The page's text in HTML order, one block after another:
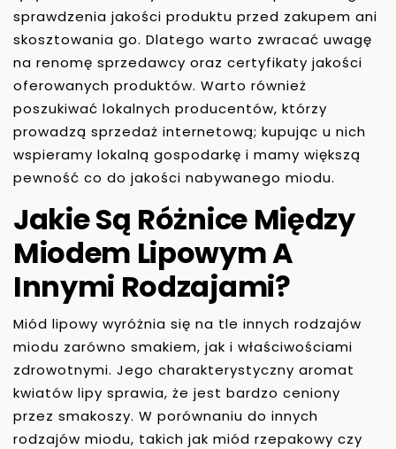
sprawdzenia jakości produktu przed zakupem ani
skosztowania go. Dlatego warto zwracać uwagę
na renomę sprzedawcy oraz certyfikaty jakości
oferowanych produktów. Warto również
poszukiwać lokalnych producentów, którzy
prowadzą sprzedaż internetową; kupując u nich
wspieramy lokalną gospodarkę i mamy większą
pewność co do jakości nabywanego miodu.
Jakie Są Różnice Między
Miodem Lipowym A
Innymi Rodzajami?
Miód lipowy wyróżnia się na tle innych rodzajów
miodu zarówno smakiem, jak i właściwościami
zdrowotnymi. Jego charakterystyczny aromat
kwiatów lipy sprawia, że jest bardzo ceniony
przez smakoszy. W porównaniu do innych
rodzajów miodu, takich jak miód rzepakowy czy